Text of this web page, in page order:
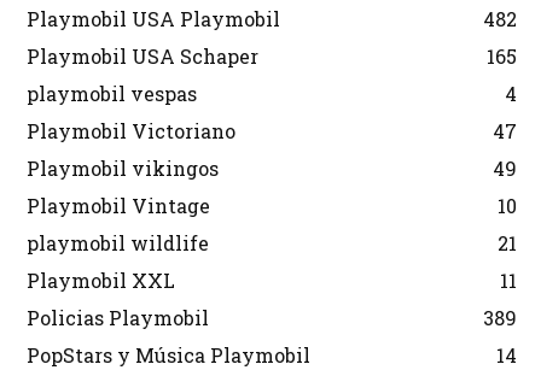
Playmobil USA Playmobil
482
Playmobil USA Schaper
165
playmobil vespas
4
Playmobil Victoriano
47
Playmobil vikingos
49
Playmobil Vintage
10
playmobil wildlife
21
Playmobil XXL
11
Policias Playmobil
389
PopStars y Música Playmobil
14